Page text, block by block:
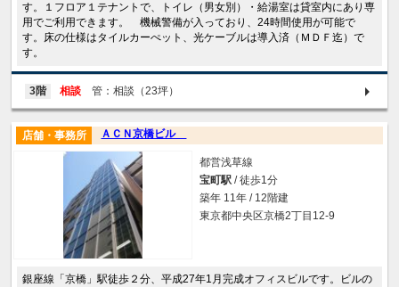
す。１フロア１テナントで、トイレ（男女別）・給湯室は貸室内にあり専
用でご利用できます。 機械警備が入っており、24時間使用が可能で
す。床の仕様はタイルカーぺット、光ケーブルは導入済（ＭＤＦ迄）で
す。
3階 相談 管：相談（23坪）
ＡＣＮ京橋ビル
店舗・事務所
都営浅草線
宝町駅 / 徒歩1分
築年 11年 / 12階建
東京都中央区京橋2丁目12-9
銀座線「京橋」駅徒歩２分、平成27年1月完成オフィスビルです。ビルの